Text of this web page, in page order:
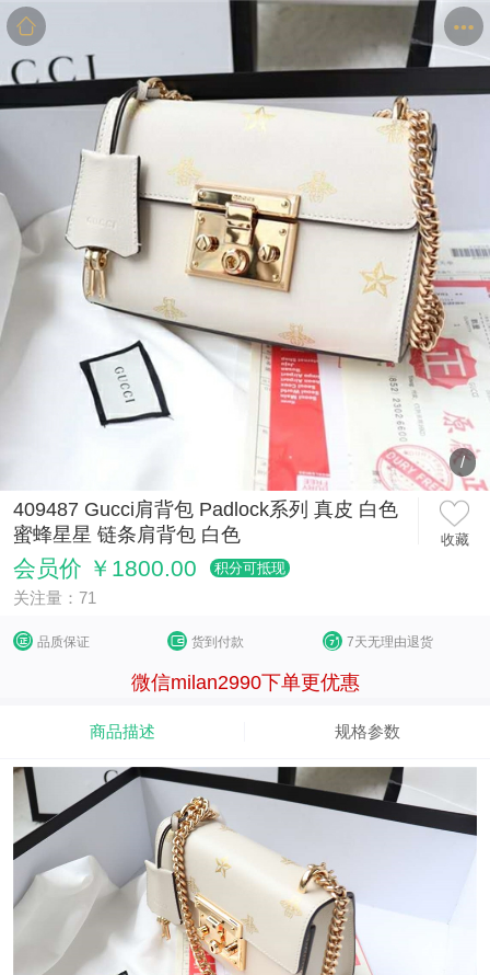
详情
/
409487 Gucci肩背包 Padlock系列 真皮 白色
蜜蜂星星 链条肩背包 白色
收藏
会员价 ￥1800.00 积分可抵现
关注量：71
品质保证 货到付款 7天无理由退货
微信milan2990下单更优惠
商品描述 规格参数